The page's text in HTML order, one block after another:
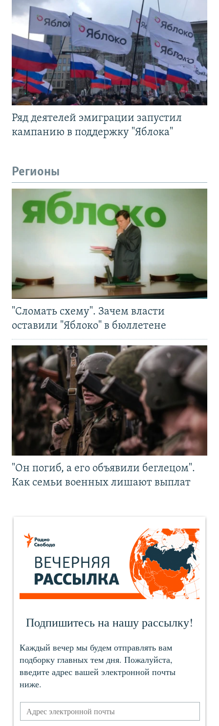
Ряд деятелей эмиграции запустил
кампанию в поддержку "Яблока"
Регионы
"Сломать схему". Зачем власти
оставили "Яблоко" в бюллетене
"Он погиб, а его объявили беглецом".
Как семьи военных лишают выплат